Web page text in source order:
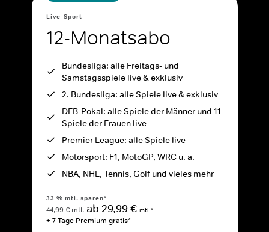
Live-Sport
12-Monatsabo
Bundesliga: alle Freitags- und
Samstagsspiele live & exklusiv
2. Bundesliga: alle Spiele live & exklusiv
DFB-Pokal: alle Spiele der Männer und 11
Spiele der Frauen live
Premier League: alle Spiele live
Motorsport: F1, MotoGP, WRC u. a.
NBA, NHL, Tennis, Golf und vieles mehr
33 % mtl. sparen*
44,99 € mtl. ab 29,99 € mtl.*
+ 7 Tage Premium gratis*